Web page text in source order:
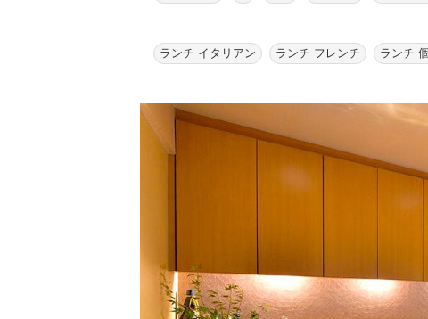
ランチ イタリアン ランチ フレンチ ランチ